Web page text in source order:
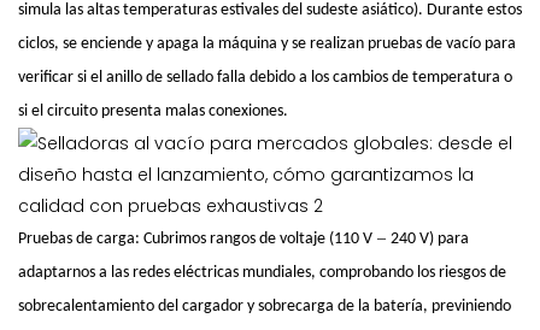
simula las altas temperaturas estivales del sudeste asiático). Durante estos
ciclos, se enciende y apaga la máquina y se realizan pruebas de vacío para
verificar si el anillo de sellado falla debido a los cambios de temperatura o
si el circuito presenta malas conexiones.
Pruebas de carga: Cubrimos rangos de voltaje (110 V – 240 V) para
adaptarnos a las redes eléctricas mundiales, comprobando los riesgos de
sobrecalentamiento del cargador y sobrecarga de la batería, previniendo